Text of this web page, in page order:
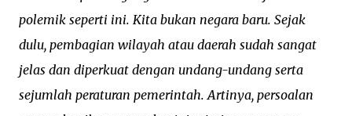
polemik seperti ini. Kita bukan negara baru. Sejak
dulu, pembagian wilayah atau daerah sudah sangat
jelas dan diperkuat dengan undang-undang serta
sejumlah peraturan pemerintah. Artinya, persoalan